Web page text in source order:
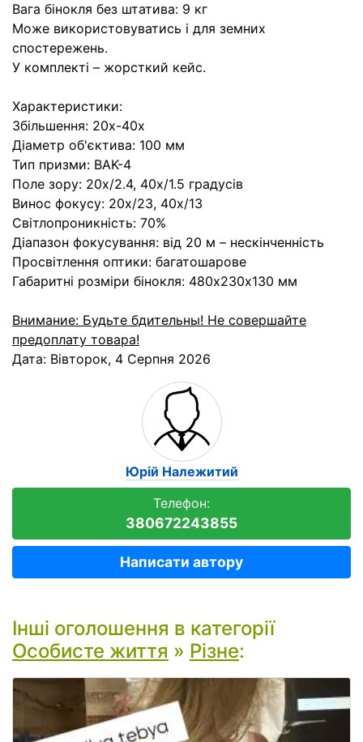
Вага бінокля без штатива: 9 кг
Може використовуватись і для земних
спостережень.
У комплекті – жорсткий кейс.
Характеристики:
Збільшення: 20х-40х
Діаметр об'єктива: 100 мм
Тип призми: BАK-4
Поле зору: 20х/2.4, 40х/1.5 градусів
Винос фокусу: 20х/23, 40х/13
Світлопроникність: 70%
Діапазон фокусування: від 20 м – нескінченність
Просвітлення оптики: багатошарове
Габаритні розміри бінокля: 480х230х130 мм
Внимание: Будьте бдительны! Не совершайте
предоплату товара!
Дата: Вівторок, 4 Серпня 2026
Юрій Належитий
Телефон:
380672243855
Написати автору
Інші оголошення в категорії
Особисте життя » Різне: